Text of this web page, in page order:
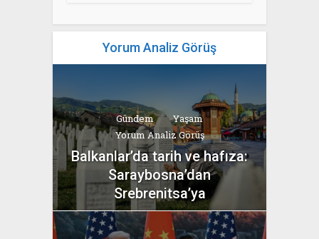
Yorum Analiz Görüş
Gündem
Yaşam
Yorum Analiz Görüş
Balkanlar’da tarih ve hafıza:
Saraybosna’dan
Srebrenitsa’ya
yazan
Bahri Ak